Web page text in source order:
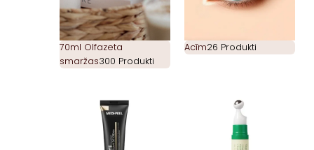
70ml Olfazeta
smaržas300 Produkti
Acīm26 Produkti